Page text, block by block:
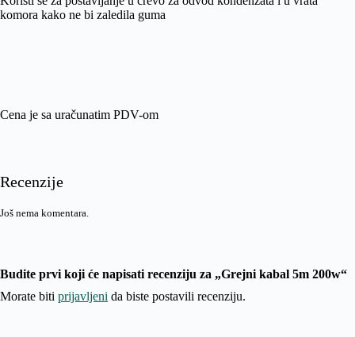
komora kako ne bi zaledila guma
Cena je sa uračunatim PDV-om
Recenzije
Još nema komentara.
Budite prvi koji će napisati recenziju za „Grejni kabal 5m 200w“
Morate biti prijavljeni da biste postavili recenziju.